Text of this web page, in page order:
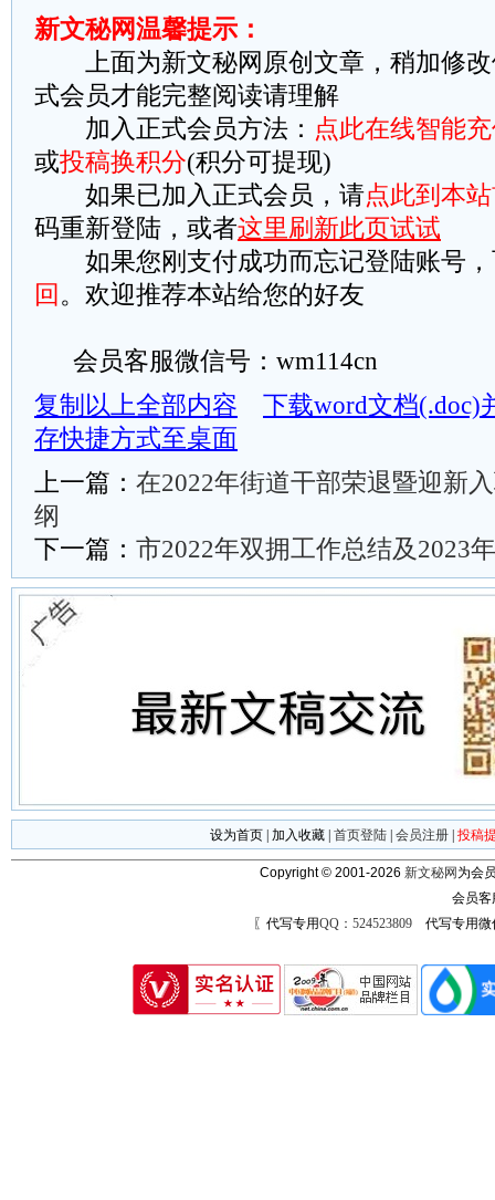
新文秘网温馨提示：
上面为新文秘网原创文章，稍加修改
式会员才能完整阅读请理解
加入正式会员方法： 点此在线智能
或投稿换积分(积分可提现)
如果已加入正式会员，请点此到本
码重新登陆，或者这里刷新此页试试
如果您刚支付成功而忘记登陆账号，
回 。欢迎推荐本站给您的好友
会员客服微信号：wm114cn
复制以上全部内容
下载word文档(.doc)
存快捷方式至桌面
上一篇： 在2022年街道干部荣退暨迎新
纲
下一篇： 市2022年双拥工作总结及2023
设为首页 加入收藏 首页登陆 会员注册 投稿
Copyright © 2001-2026 新文秘网 为会
会员
〖代写专用QQ：524523809代写专用微